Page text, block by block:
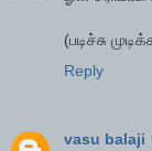
(படிச்சு
Reply
vasu balaji